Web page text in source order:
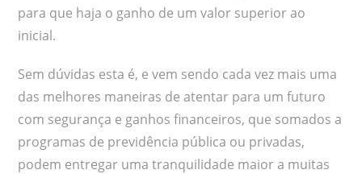
para que haja o ganho de um valor superior ao
inicial.
Sem dúvidas esta é, e vem sendo cada vez mais uma
das melhores maneiras de atentar para um futuro
com segurança e ganhos financeiros, que somados a
programas de previdência pública ou privadas,
podem entregar uma tranquilidade maior a muitas